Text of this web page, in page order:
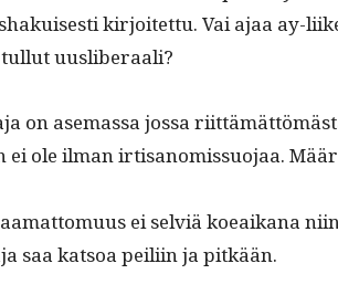
kir­joitet­tu. Vai ajaa ay-
uusliberaali?
on ase­mas­sa jos­sa
ei ole ilman irti­sanomis­suo­jaa.
ei selviä koeaikana
saa kat­soa peili­in ja pitkään.